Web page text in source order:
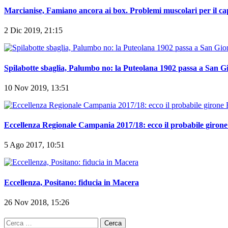
Marcianise, Famiano ancora ai box. Problemi muscolari per il
2 Dic 2019, 21:15
Spilabotte sbaglia, Palumbo no: la Puteolana 1902 passa a San
10 Nov 2019, 13:51
Eccellenza Regionale Campania 2017/18: ecco il probabile
5 Ago 2017, 10:51
Eccellenza, Positano: fiducia in Macera
26 Nov 2018, 15:26
Ricerca